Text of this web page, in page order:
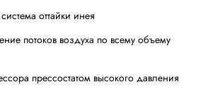
оттайки инея
воздуха по всему объему
прессостатом высокого давления